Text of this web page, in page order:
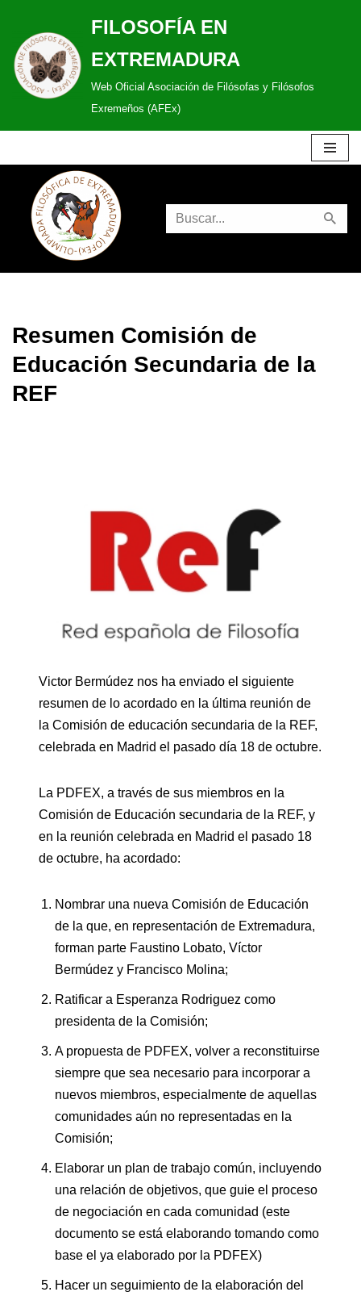
Saltar
al
contenido
FILOSOFÍA EN
EXTREMADURA
Web Oficial Asociación de Filósofas y Filósofos
Exremeños (AFEx)
Resumen Comisión de
Educación Secundaria de la
REF
Victor Bermúdez nos ha enviado el siguiente
resumen de lo acordado en la última reunión de
la Comisión de educación secundaria de la REF,
celebrada en Madrid el pasado día 18 de octubre.
La PDFEX, a través de sus miembros en la
Comisión de Educación secundaria de la REF, y
en la reunión celebrada en Madrid el pasado 18
de octubre, ha acordado:
Nombrar una nueva Comisión de Educación
de la que, en representación de Extremadura,
forman parte Faustino Lobato, Víctor
Bermúdez y Francisco Molina;
Ratificar a Esperanza Rodriguez como
presidenta de la Comisión;
A propuesta de PDFEX, volver a reconstituirse
siempre que sea necesario para incorporar a
nuevos miembros, especialmente de aquellas
comunidades aún no representadas en la
Comisión;
Elaborar un plan de trabajo común, incluyendo
una relación de objetivos, que guie el proceso
de negociación en cada comunidad (este
documento se está elaborando tomando como
base el ya elaborado por la PDFEX)
Hacer un seguimiento de la elaboración del